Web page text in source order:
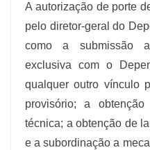
A autorização de porte
pelo diretor-geral do
como a submissão
exclusiva com o
qualquer outro vínculo
provisório; a
técnica; a obtenção de
e a subordinação a